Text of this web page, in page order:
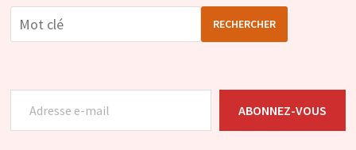
RECHERCHER
Adresse e-mail
ABONNEZ-VOUS